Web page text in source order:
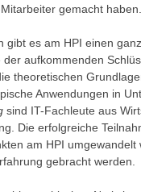
gemacht
gibt es am HPI einen
der aufkommenden
theoretischen
Anwendungen in
sind IT-Fachleute aus
Die erfolgreiche
am HPI
gebracht werden.